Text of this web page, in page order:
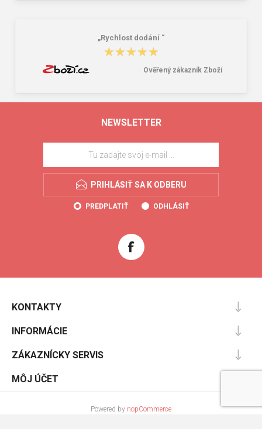
„Rychlost dodání “
★★★★★
★★★★★
Ověřený zákazník Zboží
NEWSLETTER
PRIHLÁSIŤ SA K ODBERU
PREDPLATIŤ ODHLÁSIŤ
KONTAKTY
INFORMÁCIE
ZÁKAZNÍCKY SERVIS
MÔJ ÚČET
Powered by nopCommerce